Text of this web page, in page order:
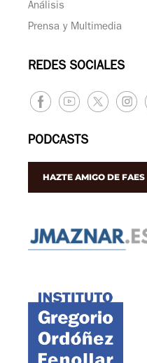
Análisis
Prensa y Multimedia
REDES SOCIALES
PODCASTS
HAZTE AMIGO DE FAES